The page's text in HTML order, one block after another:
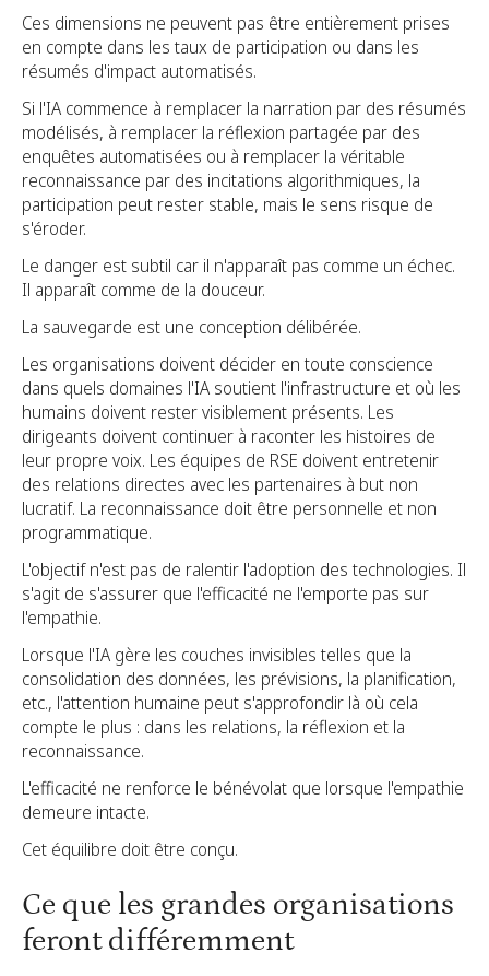
Ces dimensions ne peuvent pas être entièrement prises
en compte dans les taux de participation ou dans les
résumés d'impact automatisés.
Si l'IA commence à remplacer la narration par des résumés
modélisés, à remplacer la réflexion partagée par des
enquêtes automatisées ou à remplacer la véritable
reconnaissance par des incitations algorithmiques, la
participation peut rester stable, mais le sens risque de
s'éroder.
Le danger est subtil car il n'apparaît pas comme un échec.
Il apparaît comme de la douceur.
La sauvegarde est une conception délibérée.
Les organisations doivent décider en toute conscience
dans quels domaines l'IA soutient l'infrastructure et où les
humains doivent rester visiblement présents. Les
dirigeants doivent continuer à raconter les histoires de
leur propre voix. Les équipes de RSE doivent entretenir
des relations directes avec les partenaires à but non
lucratif. La reconnaissance doit être personnelle et non
programmatique.
L'objectif n'est pas de ralentir l'adoption des technologies. Il
s'agit de s'assurer que l'efficacité ne l'emporte pas sur
l'empathie.
Lorsque l'IA gère les couches invisibles telles que la
consolidation des données, les prévisions, la planification,
etc., l'attention humaine peut s'approfondir là où cela
compte le plus : dans les relations, la réflexion et la
reconnaissance.
L'efficacité ne renforce le bénévolat que lorsque l'empathie
demeure intacte.
Cet équilibre doit être conçu.
Ce que les grandes organisations
feront différemment